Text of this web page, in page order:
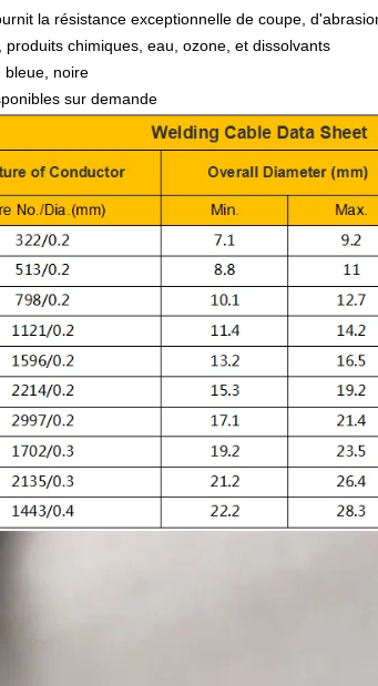
la résistance exceptionnelle de coupe,
produits chimiques, eau, ozone, et dissolvants
bleue, noire
sur demande